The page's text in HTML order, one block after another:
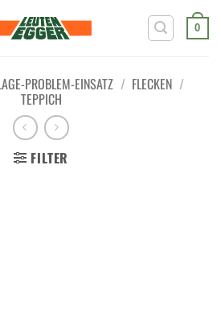
0
PROBLEM-EINSATZ / FLECKEN /
TEPPICH
FILTER